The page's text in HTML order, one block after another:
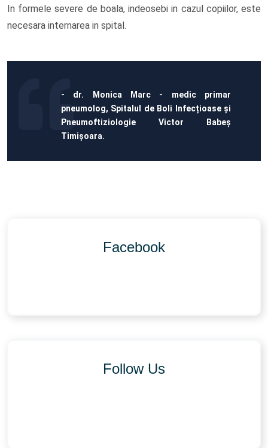
In formele severe de boala, indeosebi in cazul copiilor, este
necesara internarea in spital.
- dr. Monica Marc - medic primar
pneumolog, Spitalul de Boli Infecțioase și
Pneumoftiziologie Victor Babeș
Timișoara.
Facebook
Follow Us